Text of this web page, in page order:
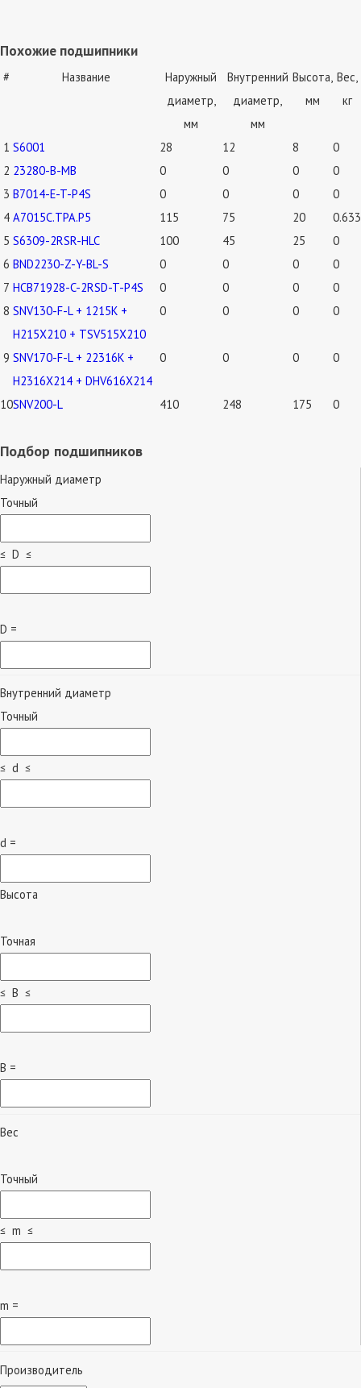
Похожие подшипники
# Название
Наружный
диаметр,
мм
Внутренний
диаметр,
мм
Высота,
мм
Вес,
кг
1 S6001 28 12 8
0
2 23280-B-MB 0 0 0
0
3 B7014-E-T-P4S 0 0 0
0
4 A7015C.TPA.P5 115 75 20
0.633
5 S6309-2RSR-HLC 100 45 25
0
6 BND2230-Z-Y-BL-S 0 0 0
0
7 HCB71928-C-2RSD-T-P4S 0 0 0
0
8 SNV130-F-L + 1215K +
H215X210 + TSV515X210
0 0 0 0
9 SNV170-F-L + 22316K +
H2316X214 + DHV616X214
0 0 0 0
10SNV200-L 410 248 175 0
Подбор подшипников
Наружный диаметр
Точный
≤ D ≤
D =
Внутренний диаметр
Точный
≤ d ≤
d =
Высота
Точная
≤ B ≤
B =
Вес
Точный
≤ m ≤
m =
Производитель